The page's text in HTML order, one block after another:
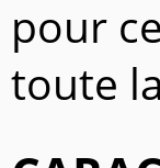
pour
toute